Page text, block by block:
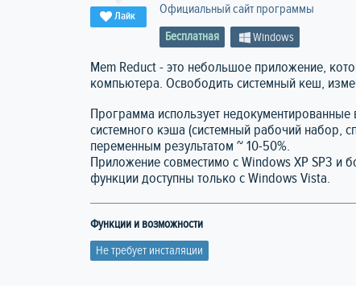
Лайк Официальный сайт программы
Бесплатная Windows
Mem Reduct - это небольшое приложение,
компьютера. Освободить системный кеш,
Программа использует недокументированные
системного кэша (системный рабочий набор,
переменным результатом ~ 10-50%.
Приложение совместимо с Windows XP SP3
функции доступны только с Windows Vista.
Функции и возможности
Не требует инсталяции